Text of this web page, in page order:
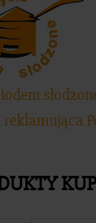
reklamująca